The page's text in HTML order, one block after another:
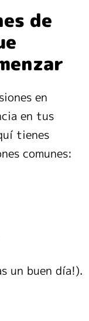
de
en
en tus
tienes
comunes:
un buen día!).